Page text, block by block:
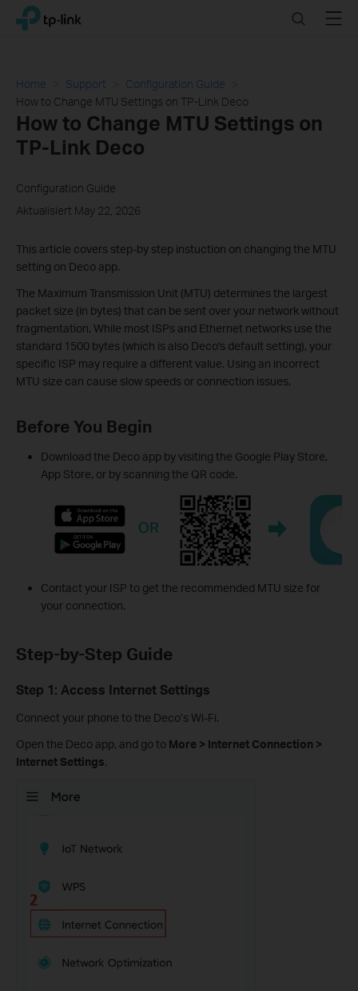
Click
navigation
TP-Link, Reliably Smart SearchMenu
Home Support
Configuration Guide
How to Change MTU Settings on TP-Link Deco
How to Change MTU Settings on
TP-Link Deco
Configuration Guide
Aktualisiert May 22, 2026
This article covers step-by step instuction on changing the MTU
setting on Deco app.
The Maximum Transmission Unit (MTU) determines the largest
packet size (in bytes) that can be sent over your network without
fragmentation. While most ISPs and Ethernet networks use the
standard 1500 bytes (which is also Deco's default setting), your
specific ISP may require a different value. Using an incorrect
MTU size can cause slow speeds or connection issues.
Before You Begin
Download the Deco app by visiting the Google Play Store,
App Store, or by scanning the QR code.
Contact your ISP to get the recommended MTU size for
your connection.
Step-by-Step Guide
Step 1: Access Internet Settings
Connect your phone to the Deco’s Wi-Fi.
Open the Deco app, and go to More > Internet Connection >
Internet Settings.